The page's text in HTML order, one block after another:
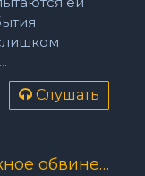
Слушать
Чейз Джеймс Хедли – Ложное обвинение